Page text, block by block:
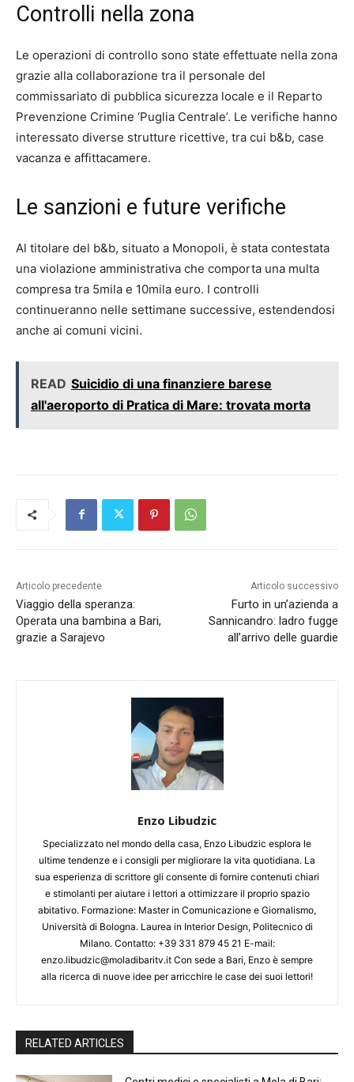
Controlli nella zona
Le operazioni di controllo sono state effettuate nella zona
grazie alla collaborazione tra il personale del
commissariato di pubblica sicurezza locale e il Reparto
Prevenzione Crimine ‘Puglia Centrale’. Le verifiche hanno
interessato diverse strutture ricettive, tra cui b&b, case
vacanza e affittacamere.
Le sanzioni e future verifiche
Al titolare del b&b, situato a Monopoli, è stata contestata
una violazione amministrativa che comporta una multa
compresa tra 5mila e 10mila euro. I controlli
continueranno nelle settimane successive, estendendosi
anche ai comuni vicini.
READ Suicidio di una finanziere barese
all'aeroporto di Pratica di Mare: trovata morta
Articolo precedente
Viaggio della speranza:
Operata una bambina a Bari,
grazie a Sarajevo
Articolo successivo
Furto in un’azienda a
Sannicandro: ladro fugge
all’arrivo delle guardie
Enzo Libudzic
Specializzato nel mondo della casa, Enzo Libudzic esplora le
ultime tendenze e i consigli per migliorare la vita quotidiana. La
sua esperienza di scrittore gli consente di fornire contenuti chiari
e stimolanti per aiutare i lettori a ottimizzare il proprio spazio
abitativo. Formazione: Master in Comunicazione e Giornalismo,
Università di Bologna. Laurea in Interior Design, Politecnico di
Milano. Contatto: +39 331 879 45 21 E-mail:
enzo.libudzic@moladibaritv.it Con sede a Bari, Enzo è sempre
alla ricerca di nuove idee per arricchire le case dei suoi lettori!
RELATED ARTICLES